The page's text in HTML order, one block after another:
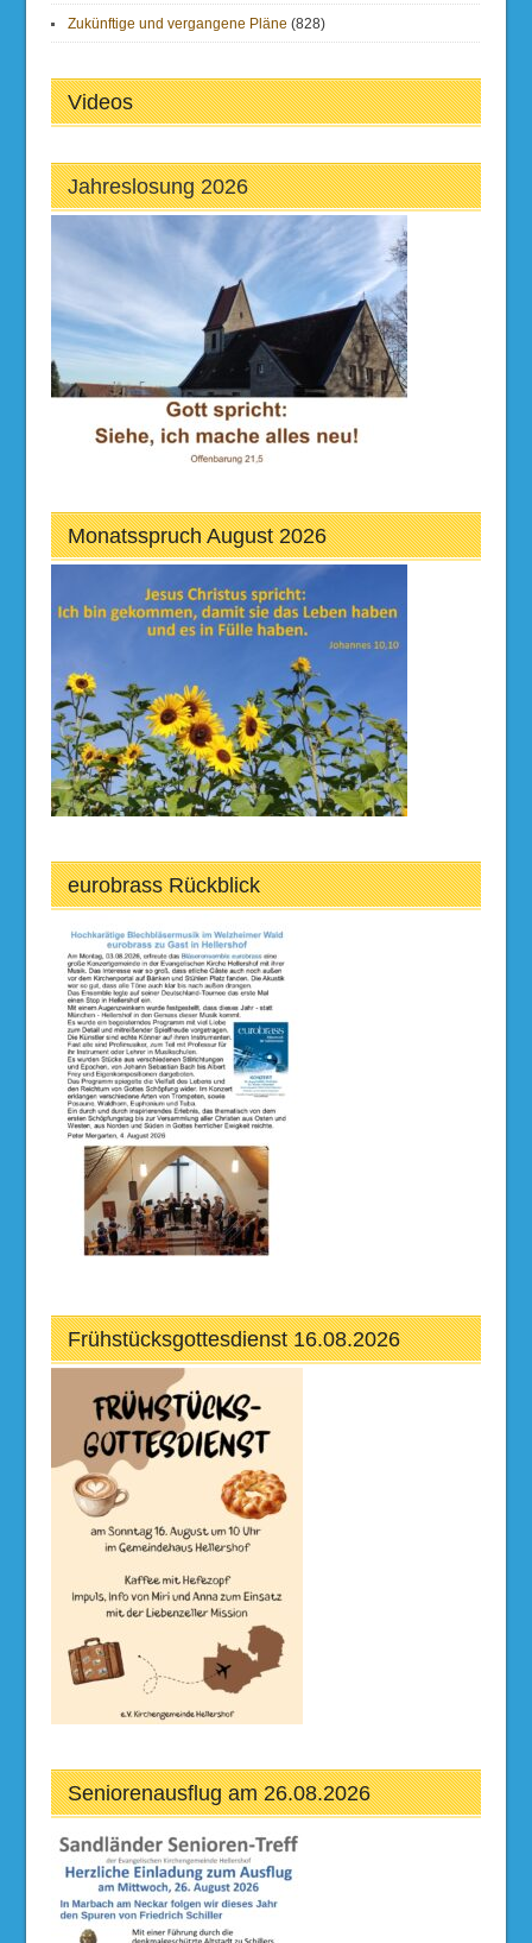
Zukünftige und vergangene Pläne (828)
Videos
Jahreslosung 2026
Monatsspruch August 2026
eurobrass Rückblick
Frühstücksgottesdienst 16.08.2026
Seniorenausflug am 26.08.2026